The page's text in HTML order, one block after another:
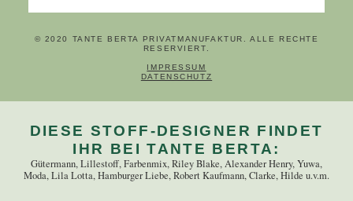
© 2020 TANTE BERTA PRIVATMANUFAKTUR. ALLE RECHTE
RESERVIERT.
NAVIGATION ÜBERSPRINGEN
IMPRESSUM
DATENSCHUTZ
DIESE STOFF-DESIGNER FINDET
IHR BEI TANTE BERTA:
Gütermann, Lillestoff, Farbenmix, Riley Blake, Alexander Henry, Yuwa,
Moda, Lila Lotta, Hamburger Liebe, Robert Kaufmann, Clarke, Hilde u.v.m.